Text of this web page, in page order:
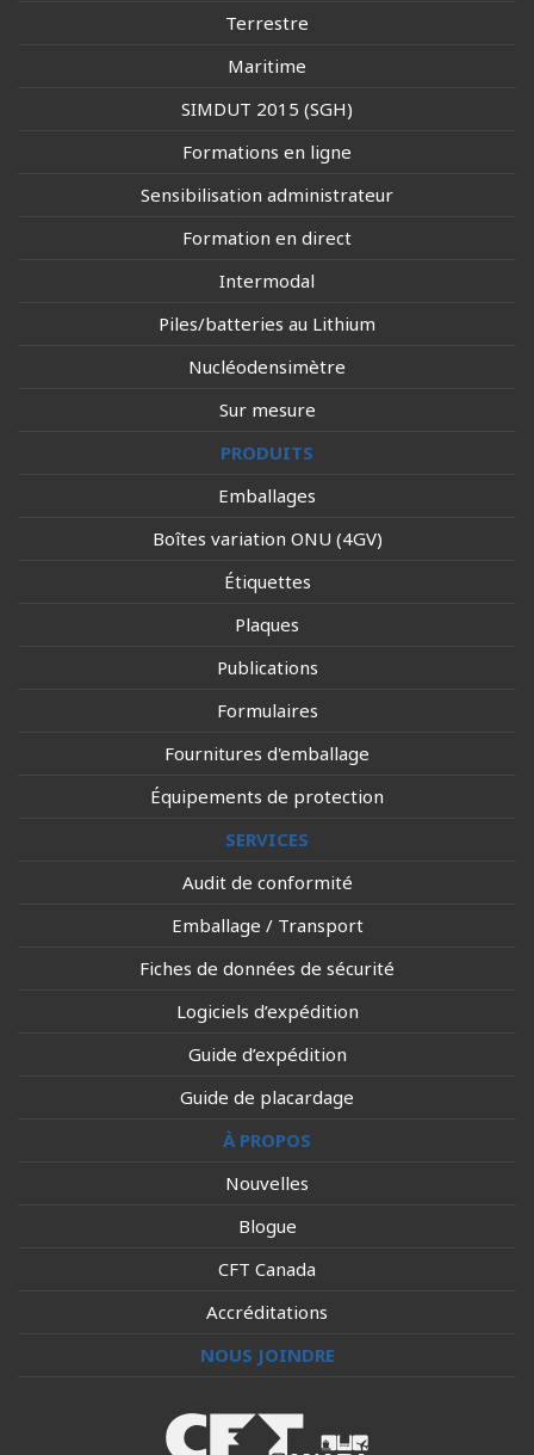
Terrestre
Maritime
SIMDUT 2015 (SGH)
Formations en ligne
Sensibilisation administrateur
Formation en direct
Intermodal
Piles/batteries au Lithium
Nucléodensimètre
Sur mesure
PRODUITS
Emballages
Boîtes variation ONU (4GV)
Étiquettes
Plaques
Publications
Formulaires
Fournitures d'emballage
Équipements de protection
SERVICES
Audit de conformité
Emballage / Transport
Fiches de données de sécurité
Logiciels d’expédition
Guide d’expédition
Guide de placardage
À PROPOS
Nouvelles
Blogue
CFT Canada
Accréditations
NOUS JOINDRE